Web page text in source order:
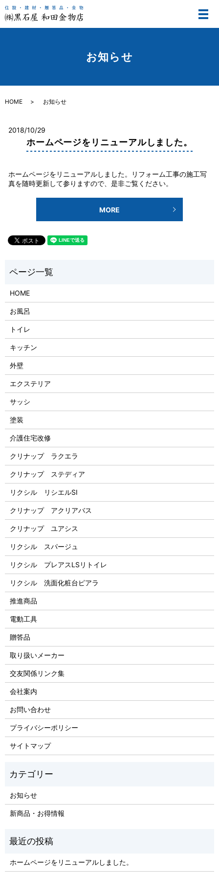
メ
お知らせ
HOME お知らせ
2018/10/29
ホームページをリニューアルしました。
ホームページをリニューアルしました。リフォーム工事の施工写
真を随時更新して参りますので、是非ご覧ください。
MORE
HOME
お風呂
トイレ
キッチン
外壁
エクステリア
サッシ
塗装
介護住宅改修
クリナップ ラクエラ
クリナップ ステディア
リクシル リシエルSI
クリナップ アクリアバス
クリナップ ユアシス
リクシル スパージュ
リクシル プレアスLSリトイレ
リクシル 洗面化粧台ピアラ
推進商品
電動工具
贈答品
取り扱いメーカー
交友関係リンク集
会社案内
お問い合わせ
プライバシーポリシー
サイトマップ
お知らせ
新商品・お得情報
ホームページをリニューアルしました。